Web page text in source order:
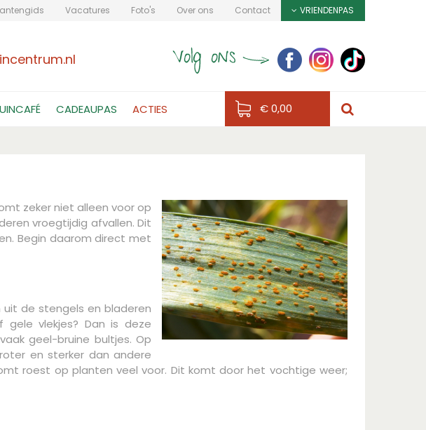
Vacatures Foto's Over ons Contact VRIENDENPAS
CADEAUPAS ACTIES € 0,00
zeker niet alleen voor op
vroegtijdig afvallen. Dit
Begin daarom direct met
de stengels en bladeren
vlekjes? Dan is deze
geel-bruine bultjes. Op
en sterker dan andere
roest op planten veel voor. Dit komt door het vochtige weer;